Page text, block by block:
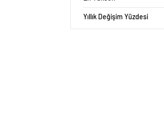
Yıllık Değişim Yüzdesi